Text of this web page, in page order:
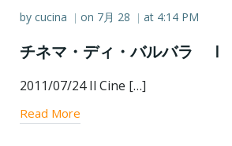
by cucina | on 7月 28 | at 4:14 PM
チネマ・ディ・バルバラ Ⅰ
2011/07/24 Il Cine […]
Read More